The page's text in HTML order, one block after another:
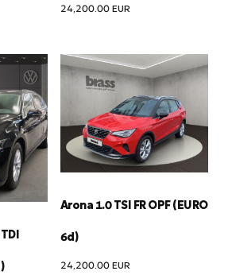
24,200.00 EUR
Arona 1.0 TSI FR OPF (EURO
6d)
24,200.00 EUR